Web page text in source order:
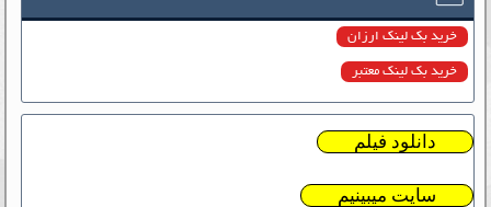
خرید بک لینک ارزان
خرید بک لینک معتبر
دانلود فیلم
سایت میبینیم